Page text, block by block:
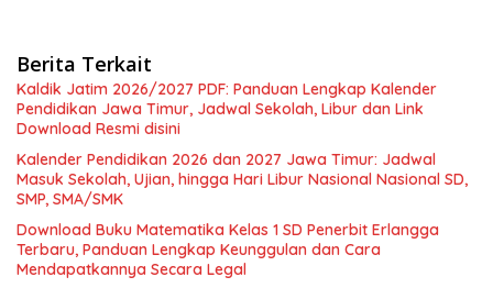
Berita Terkait
Kaldik Jatim 2026/2027 PDF: Panduan Lengkap Kalender
Pendidikan Jawa Timur, Jadwal Sekolah, Libur dan Link
Download Resmi disini
Kalender Pendidikan 2026 dan 2027 Jawa Timur: Jadwal
Masuk Sekolah, Ujian, hingga Hari Libur Nasional Nasional SD,
SMP, SMA/SMK
Download Buku Matematika Kelas 1 SD Penerbit Erlangga
Terbaru, Panduan Lengkap Keunggulan dan Cara
Mendapatkannya Secara Legal